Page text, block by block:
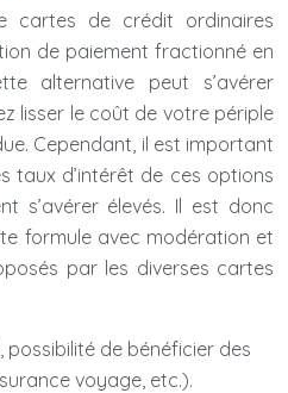
cartes de crédit ordinaires
de paiement fractionné en
alternative peut s’avérer
lisser le coût de votre périple
Cependant, il est important
taux d’intérêt de ces options
s’avérer élevés. Il est donc
formule avec modération et
par les diverses cartes
possibilité de bénéficier des
voyage, etc.).